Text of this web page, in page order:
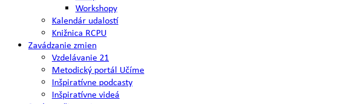
Workshopy
Kalendár udalostí
Knižnica RCPU
Zavádzanie zmien
Vzdelávanie 21
Metodický portál Učíme
Inšpiratívne podcasty
Inšpiratívne videá